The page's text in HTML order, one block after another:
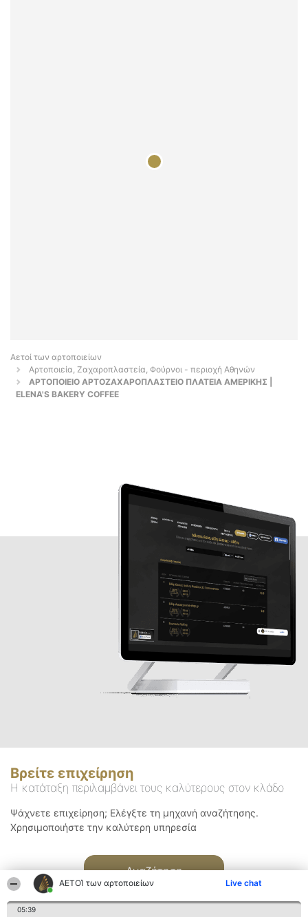
ΑΕΤΟΊ των αρτοποιείων Live chat
05:39
Αετοί των αρτοποιείων
Αρτοποιεία, Ζαχαροπλαστεία, Φούρνοι - περιοχή Αθηνών
ΑΡΤΟΠΟΙΕΙΟ ΑΡΤΟΖΑΧΑΡΟΠΛΑΣΤΕΙΟ ΠΛΑΤΕΙΑ ΑΜΕΡΙΚΗΣ |
ELENA'S BAKERY COFFEE
Βρείτε επιχείρηση
Η κατάταξη περιλαμβάνει τους καλύτερους στον κλάδο
Ψάχνετε επιχείρηση; Ελέγξτε τη μηχανή αναζήτησης.
Χρησιμοποιήστε την καλύτερη υπηρεσία
Αναζήτηση